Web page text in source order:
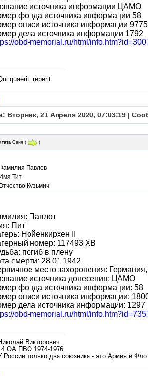
источника информации ЦАМО
фонда источника информации 58
описи источника информации
дела источника информации 1792
obd-memorial.ru/html/
quaerit, reperit
Вторник, 21 Апреля 2020, 07:03:19 |
Саня ( )
Павлов
Имя Тит
Кузьмич
Павлот
Пит
Нойенкирхен II
номер: 117493 ХВ
погиб в плену
смерти: 28.01.1942
место захоронения:
источника донесения: ЦАМО
фонда источника информации: 58
описи источника информации:
дела источника информации: 1297
obd-memorial.ru/html/
Викторович
ОА ПВО 1974-1976
России только два союзника - это Армия и